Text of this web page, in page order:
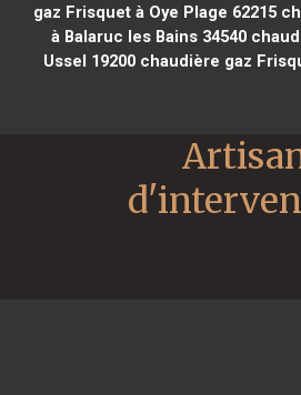
gaz Frisquet à Oye Plage 62215
à Balaruc les Bains 34540
Ussel 19200 chaudière gaz